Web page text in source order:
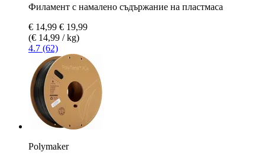
Филамент с намалено съдържание на пластмаса
€ 14,99 € 19,99
(€ 14,99 / kg)
4.7 (62)
Polymaker